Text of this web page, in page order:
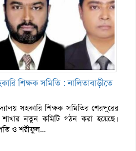
শিক্ষক সমিতি : নালিতাবাড়ীতে
সহকারি শিক্ষক সমিতির শেরপুরের
শাখার নতুন কমিটি গঠন করা হয়েছে।
ও শরীফুল...